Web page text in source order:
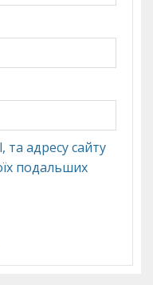
та адресу сайту
подальших